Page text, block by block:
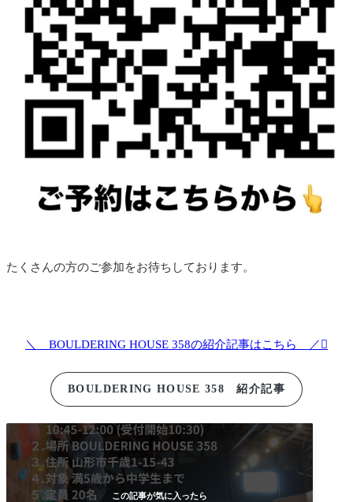
たくさんの方のご参加をお待ちしております。
＼ BOULDERING HOUSE 358の紹介記事はこちら ／
BOULDERING HOUSE 358 紹介記事
この記事が気に入ったら